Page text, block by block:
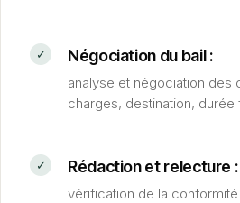
Négociation du bail :
analyse et négociation des
charges, destination,
Rédaction et relecture :
vérification de la